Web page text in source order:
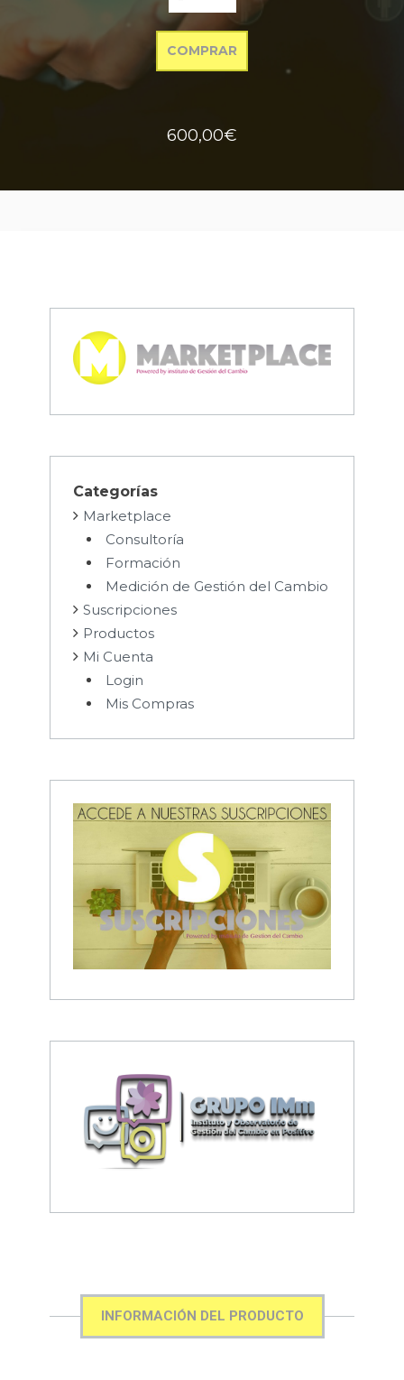
COMPRAR
600,00€
Categorías
Marketplace
Consultoría
Formación
Medición de Gestión del Cambio
Suscripciones
Productos
Mi Cuenta
Login
Mis Compras
INFORMACIÓN DEL PRODUCTO